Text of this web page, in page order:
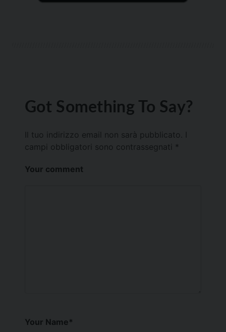
Got Something To Say?
Il tuo indirizzo email non sarà pubblicato.
campi obbligatori sono contrassegnati *
Your comment
Your Name*